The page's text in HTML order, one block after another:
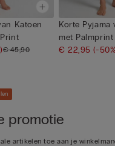
Katoen
€ 45,90
Korte Pyjama
met Palmprint
€ 22,95(-
promotie
artikelen toe aan je